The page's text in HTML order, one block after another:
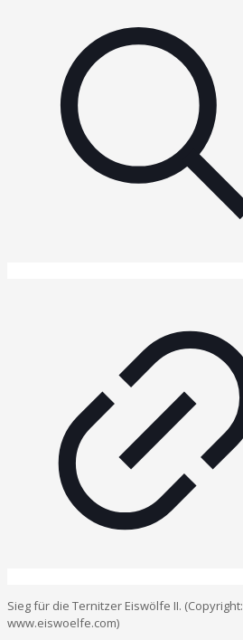
Sieg für die Ternitzer Eiswölfe II. (Copyright:
www.eiswoelfe.com)